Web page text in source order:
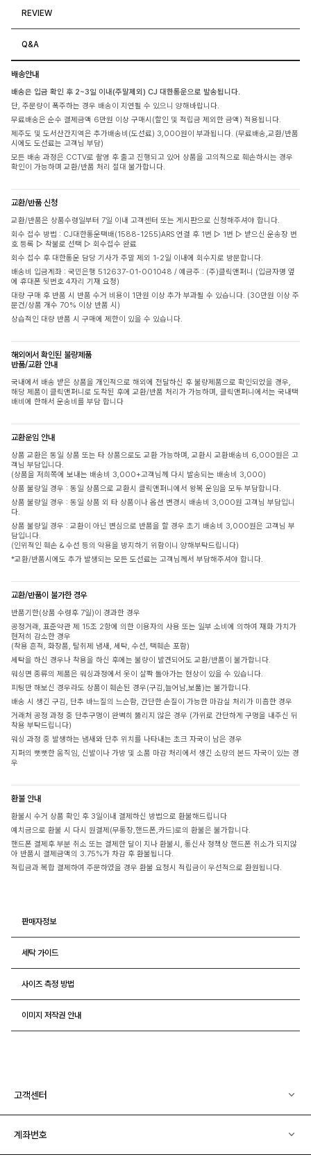
REVIEW
Q&A
배송안내
배송은 입금 확인 후 2~3일 이내(주말제외) CJ 대한통운으로 발송됩니다.
단, 주문량이 폭주하는 경우 배송이 지연될 수 있으니 양해바랍니다.
무료배송은 순수 결제금액 6만원 이상 구매시(할인 및 적립금 제외한 금액) 적용됩니다.
제주도 및 도서산간지역은 추가배송비(도선료) 3,000원이 부과됩니다. (무료배송,교환/반품
시에도 도선료는 고객님 부담)
모든 배송 과정은 CCTV로 촬영 후 출고 진행되고 있어 상품을 고의적으로 훼손하시는 경우
확인이 가능하며 교환/반품 처리 절대 불가합니다.
교환/반품 신청
교환/반품은 상품수령일부터 7일 이내 고객센터 또는 게시판으로 신청해주셔야 합니다.
회수 접수 방법 : CJ대한통운택배(1588-1255)ARS 연결 후 1번 ▷ 1번 ▷ 받으신 운송장 번
호 등록 ▷ 착불로 선택 ▷ 회수접수 완료
회수 접수 후 대한통운 담당 기사가 주말 제외 1-2일 이내에 회수지로 방문합니다.
배송비 입금계좌 : 국민은행 512637-01-001048 / 예금주 : (주)클릭앤퍼니 (입금자명 옆
에 휴대폰 뒷번호 4자리 기재 요청)
대량 구매 후 반품 시 반품 수거 비용이 1만원 이상 추가 부과될 수 있습니다. (30만원 이상 주
문건/상품 개수 70% 이상 반품 시)
상습적인 대량 반품 시 구매에 제한이 있을 수 있습니다.
해외에서 확인된 불량제품
반품/교환 안내
국내에서 배송 받은 상품을 개인적으로 해외에 전달하신 후 불량제품으로 확인되었을 경우,
해당 제품이 클릭앤퍼니로 도착된 후에 교환/반품 처리가 가능하며, 클릭앤퍼니에서는 국내택
배비에 한해서 운송비를 부담 합니다
교환운임 안내
상품 교환은 동일 상품 또는 타 상품으로도 교환 가능하며, 교환시 교환배송비 6,000원은 고
객님 부담입니다.
(상품을 저희쪽에 보내는 배송비 3,000+고객님께 다시 발송되는 배송비 3,000)
상품 불량일 경우 : 동일 상품으로 교환시 클릭앤퍼니에서 왕복 운임을 모두 부담합니다.
상품 불량일 경우 : 동일 상품 외 타 상품이나 옵션 변경시 배송비 3,000원 고객님 부담입니
다.
상품 불량일 경우 : 교환이 아닌 변심으로 반품을 할 경우 초기 배송비 3,000원은 고객님 부
담입니다.
(인위적인 훼손 & 수선 등의 악용을 방지하기 위함이니 양해부탁드립니다)
*교환/반품시에도 추가 발생되는 모든 도선료는 고객님께서 부담해주셔야 합니다.
교환/반품이 불가한 경우
반품기한(상품 수령후 7일)이 경과한 경우
공정거래, 표준약관 제 15조 2항에 의한 이용자의 사용 또는 일부 소비에 의하여 재화 가치가
현저히 감소한 경우
(착용 흔적, 화장품, 탈취제 냄새, 세탁, 수선, 택훼손 포함)
세탁을 하신 경우나 착용을 하신 후에는 불량이 발견되어도 교환/반품이 불가합니다.
워싱면 종류의 제품은 워싱과정에서 옷이 살짝 돌아가는 현상이 있을 수 있습니다.
피팅만 해보신 경우라도 상품이 훼손된 경우(구김,늘어남,보풀)는 불가합니다.
배송 시 생긴 구김, 단추 바느질의 느슨함, 간단한 손질이 가능한 마감실 처리가 미흡한 경우
거래처 공정 과정 중 단추구멍이 완벽히 뚫리지 않은 경우 (가위로 간단하게 구멍을 내주신 뒤
착용 부탁드립니다)
워싱 과정 중 발생하는 냄새와 단추 위치를 나타내는 초크 자국이 남은 경우
지퍼의 뻣뻣한 움직임, 신발이나 가방 및 소품 마감 처리에서 생긴 소량의 본드 자국이 있는 경
우
환불 안내
환불시 수거 상품 확인 후 3일이내 결제하신 방법으로 환불해드립니다
예치금으로 환불 시 다시 원결제(무통장,핸드폰,카드)로의 환불은 불가합니다.
핸드폰 결제후 부분 취소 또는 결제한 달이 지나 환불시, 통신사 정책상 핸드폰 취소가 되지않
아 반품시 결제금액의 3.75%가 차감 후 환불됩니다.
적립금과 복합 결제하여 주문하였을 경우 환불 요청시 적립금이 우선적으로 환원됩니다.
판매자정보
세탁 가이드
사이즈 측정 방법
이미지 저작권 안내
고객센터
계좌번호